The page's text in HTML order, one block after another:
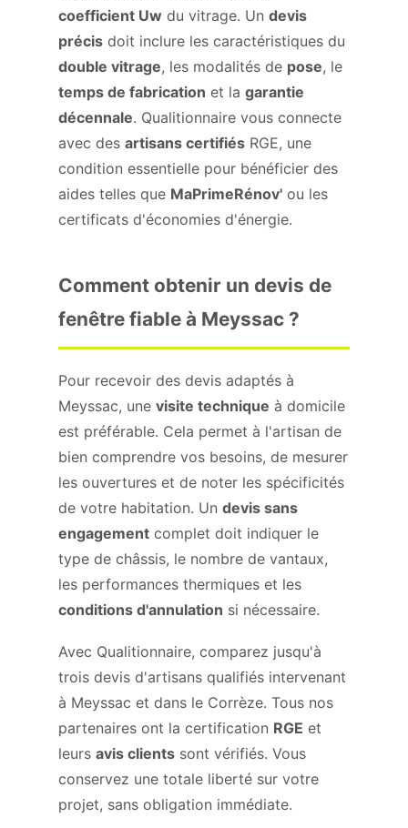
coefficient Uw du vitrage. Un devis
précis doit inclure les caractéristiques du
double vitrage, les modalités de pose, le
temps de fabrication et la garantie
décennale. Qualitionnaire vous connecte
avec des artisans certifiés RGE, une
condition essentielle pour bénéficier des
aides telles que MaPrimeRénov' ou les
certificats d'économies d'énergie.
Comment obtenir un devis de
fenêtre fiable à Meyssac ?
Pour recevoir des devis adaptés à
Meyssac, une visite technique à domicile
est préférable. Cela permet à l'artisan de
bien comprendre vos besoins, de mesurer
les ouvertures et de noter les spécificités
de votre habitation. Un devis sans
engagement complet doit indiquer le
type de châssis, le nombre de vantaux,
les performances thermiques et les
conditions d'annulation si nécessaire.
Avec Qualitionnaire, comparez jusqu'à
trois devis d'artisans qualifiés intervenant
à Meyssac et dans le Corrèze. Tous nos
partenaires ont la certification RGE et
leurs avis clients sont vérifiés. Vous
conservez une totale liberté sur votre
projet, sans obligation immédiate.